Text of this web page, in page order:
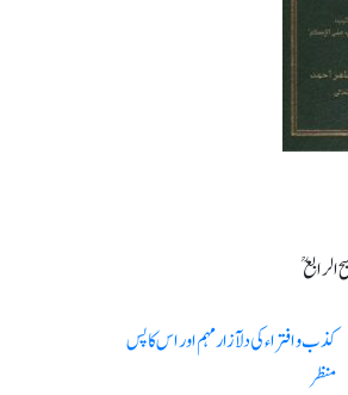
الرابعؒ
کذب و افتراء کی دلآزار مہم اور اس کا پس
منظر